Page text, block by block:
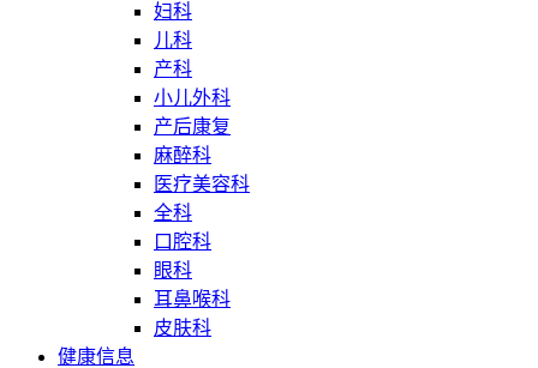
妇科
儿科
产科
小儿外科
产后康复
麻醉科
医疗美容科
全科
口腔科
眼科
耳鼻喉科
皮肤科
健康信息